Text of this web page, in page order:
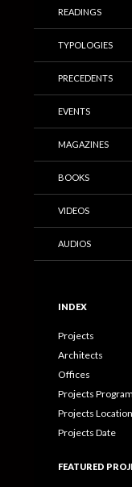
READINGS
TYPOLOGIES
PRECEDENTS
EVENTS
MAGAZINES
BOOKS
VIDEOS
AUDIOS
INDEX
Projects
Architects
Offices
Projects Program
Projects Location
Projects Date
FEATURED